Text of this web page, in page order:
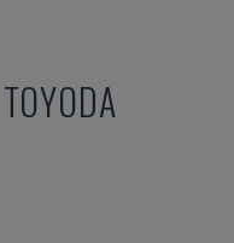
TOYODA